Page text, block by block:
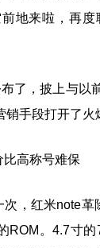
地来啦，再
了，披上与以
手段打开了火
，红米note
ROM。4.7寸